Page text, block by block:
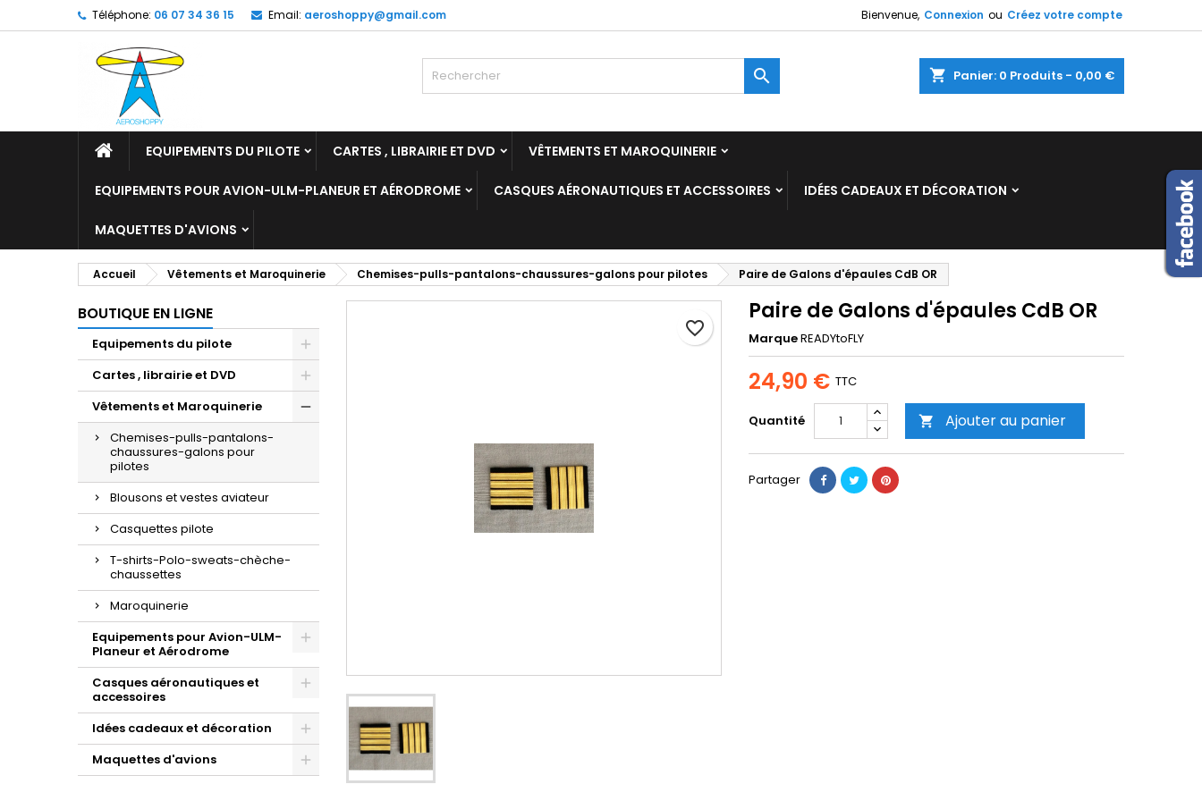
Téléphone: 06 07 34 36 15 Email: aeroshoppy@gmail.com Bienvenue, Connexion ou Créez votre compte
shopping_cart Panier: 0 Produits - 0,00 €

EQUIPEMENTS DU PILOTE CARTES , LIBRAIRIE ET DVD VÊTEMENTS ET MAROQUINERIE
EQUIPEMENTS POUR AVION-ULM-PLANEUR ET AÉRODROME CASQUES AÉRONAUTIQUES ET ACCESSOIRES IDÉES CADEAUX ET DÉCORATION
MAQUETTES D'AVIONS
Accueil Vêtements et Maroquinerie Chemises-pulls-pantalons-chaussures-galons pour pilotes Paire de Galons d'épaules CdB OR
BOUTIQUE EN LIGNE
Equipements du pilote
Cartes , librairie et DVD
Vêtements et Maroquinerie
Chemises-pulls-pantalons-
chaussures-galons pour
pilotes
Blousons et vestes aviateur
Casquettes pilote
T-shirts-Polo-sweats-chèche-
chaussettes
Maroquinerie
Equipements pour Avion-ULM-
Planeur et Aérodrome
Casques aéronautiques et
accessoires
Idées cadeaux et décoration
Maquettes d'avions
Paire de Galons d'épaules CdB OR
MarqueREADYtoFLY
24,90 € TTC
Quantité  Ajouter au panier
favorite_border
Partager
My wishlists
Create new list
Créer une liste d'envies
Annuler Créer une liste d'envies
Connexion
Vous devez être connecté pour ajouter des produits à votre liste
Connexion